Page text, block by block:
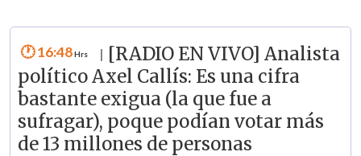
16:48
[RADIO EN VIVO] Analista
político Axel Callís: Es una cifra
bastante exigua (la que fue a
sufragar), poque podían votar más
de 13 millones de personas